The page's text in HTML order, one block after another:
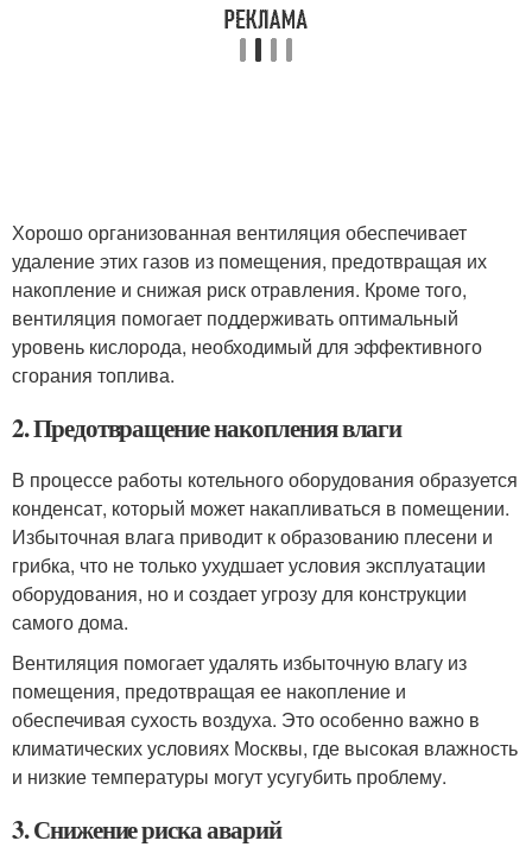
Хорошо организованная вентиляция обеспечивает
удаление этих газов из помещения, предотвращая их
накопление и снижая риск отравления. Кроме того,
вентиляция помогает поддерживать оптимальный
уровень кислорода, необходимый для эффективного
сгорания топлива.
2. Предотвращение накопления влаги
В процессе работы котельного оборудования образуется
конденсат, который может накапливаться в помещении.
Избыточная влага приводит к образованию плесени и
грибка, что не только ухудшает условия эксплуатации
оборудования, но и создает угрозу для конструкции
самого дома.
Вентиляция помогает удалять избыточную влагу из
помещения, предотвращая ее накопление и
обеспечивая сухость воздуха. Это особенно важно в
климатических условиях Москвы, где высокая влажность
и низкие температуры могут усугубить проблему.
3. Снижение риска аварий